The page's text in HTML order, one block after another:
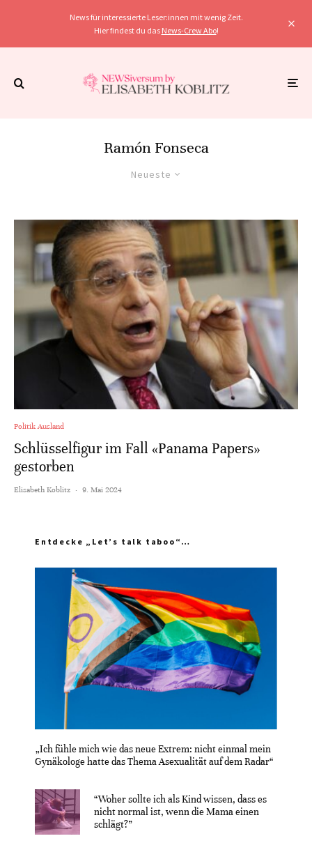
News für interessierte Leser:innen mit wenig Zeit.
Hier findest du das News-Crew Abo!
Ramón Fonseca
Neueste
Politik Ausland
Schlüsselfigur im Fall «Panama Papers»
gestorben
Elisabeth Koblitz · 9. Mai 2024
Entdecke „Let’s talk taboo“…
„Ich fühle mich wie das neue Extrem: nicht einmal mein
Gynäkologe hatte das Thema Asexualität auf dem Radar“
“Woher sollte ich als Kind wissen, dass es
nicht normal ist, wenn die Mama einen
schlägt?”